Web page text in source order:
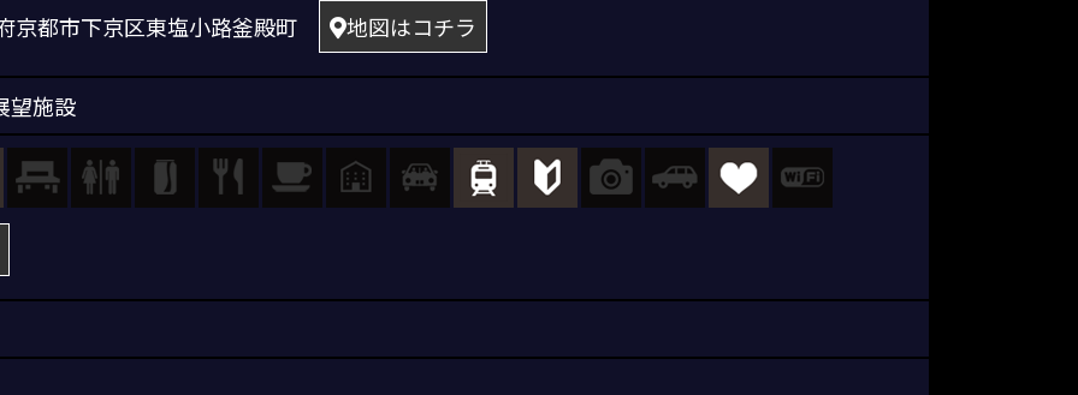
京都市下京区東塩小路釜殿町 地図はコチラ
望施設